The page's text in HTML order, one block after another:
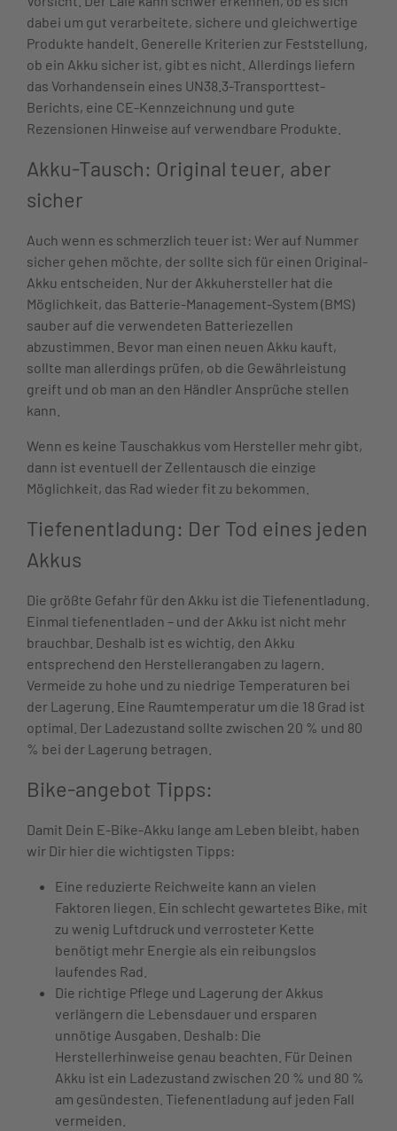
dabei um gut verarbeitete, sichere und gleichwertige
Produkte handelt. Generelle Kriterien zur Feststellung,
ob ein Akku sicher ist, gibt es nicht. Allerdings liefern
das Vorhandensein eines UN38.3-Transporttest-
Berichts, eine CE-Kennzeichnung und gute
Rezensionen Hinweise auf verwendbare Produkte.
Akku-Tausch: Original teuer, aber
sicher
Auch wenn es schmerzlich teuer ist: Wer auf Nummer
sicher gehen möchte, der sollte sich für einen Original-
Akku entscheiden. Nur der Akkuhersteller hat die
Möglichkeit, das Batterie-Management-System (BMS)
sauber auf die verwendeten Batteriezellen
abzustimmen. Bevor man einen neuen Akku kauft,
sollte man allerdings prüfen, ob die Gewährleistung
greift und ob man an den Händler Ansprüche stellen
kann.
Wenn es keine Tauschakkus vom Hersteller mehr gibt,
dann ist eventuell der Zellentausch die einzige
Möglichkeit, das Rad wieder fit zu bekommen.
Tiefenentladung: Der Tod eines jeden
Akkus
Die größte Gefahr für den Akku ist die Tiefenentladung.
Einmal tiefenentladen – und der Akku ist nicht mehr
brauchbar. Deshalb ist es wichtig, den Akku
entsprechend den Herstellerangaben zu lagern.
Vermeide zu hohe und zu niedrige Temperaturen bei
der Lagerung. Eine Raumtemperatur um die 18 Grad ist
optimal. Der Ladezustand sollte zwischen 20 % und 80
% bei der Lagerung betragen.
Bike-angebot Tipps:
Damit Dein E-Bike-Akku lange am Leben bleibt, haben
wir Dir hier die wichtigsten Tipps:
Eine reduzierte Reichweite kann an vielen
Faktoren liegen. Ein schlecht gewartetes Bike, mit
zu wenig Luftdruck und verrosteter Kette
benötigt mehr Energie als ein reibungslos
laufendes Rad.
Die richtige Pflege und Lagerung der Akkus
verlängern die Lebensdauer und ersparen
unnötige Ausgaben. Deshalb: Die
Herstellerhinweise genau beachten. Für Deinen
Akku ist ein Ladezustand zwischen 20 % und 80 %
am gesündesten. Tiefenentladung auf jeden Fall
vermeiden.